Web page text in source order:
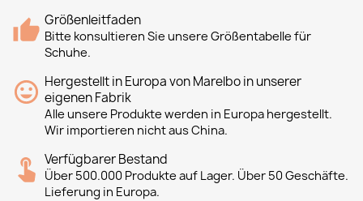
Größenleitfaden
Bitte konsultieren Sie unsere Größentabelle für
Schuhe.
Hergestellt in Europa von Marelbo in unserer
eigenen Fabrik
Alle unsere Produkte werden in Europa hergestellt.
Wir importieren nicht aus China.
Verfügbarer Bestand
Über 500.000 Produkte auf Lager. Über 50 Geschäfte.
Lieferung in Europa.